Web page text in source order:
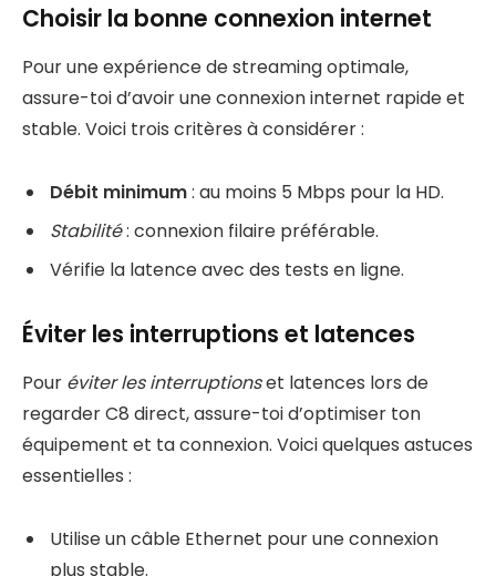
Choisir la bonne connexion internet
Pour une expérience de streaming optimale,
assure-toi d’avoir une connexion internet rapide et
stable. Voici trois critères à considérer :
Débit minimum: au moins 5 Mbps pour la HD.
Stabilité: connexion filaire préférable.
Vérifie la latence avec des tests en ligne.
Éviter les interruptions et latences
Pour éviter les interruptionset latences lors de
regarder C8 direct, assure-toi d’optimiser ton
équipement et ta connexion. Voici quelques astuces
essentielles :
Utilise un câble Ethernet pour une connexion
plus stable.